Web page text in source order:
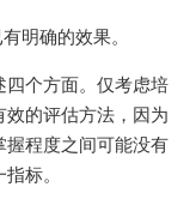
明确的效果。
四个方面。仅考虑培
的评估方法，因为
握程度之间可能没有
标。